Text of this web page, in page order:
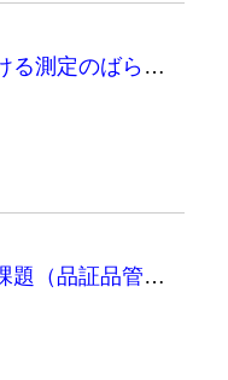
サプライチェーン全体における測定のばらつき（品証品管ニュース）
航空宇宙製造業が直面する課題（品証品管ニュース）